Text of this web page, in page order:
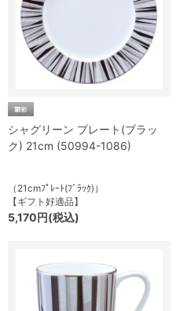
シャグリーン プレート(ブラッ
ク) 21cm (50994-1086)
（21cmﾌﾟﾚｰﾄ(ﾌﾞﾗｯｸ)）
【ギフト好適品】
5,170円(税込)